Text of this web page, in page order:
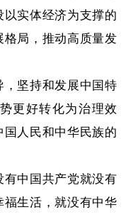
实体经济为支撑的
局，推动高质量发
坚持和发展中国特
更好转化为治理效
人民和中华民族的
中国共产党就没有
生活，就没有中华